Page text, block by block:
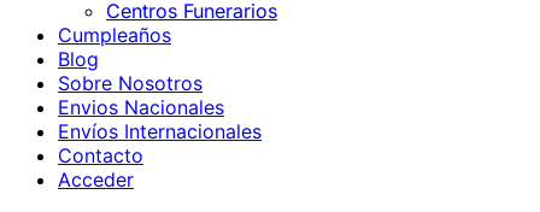
Centros Funerarios
Cumpleaños
Blog
Sobre Nosotros
Envios Nacionales
Envíos Internacionales
Contacto
Acceder